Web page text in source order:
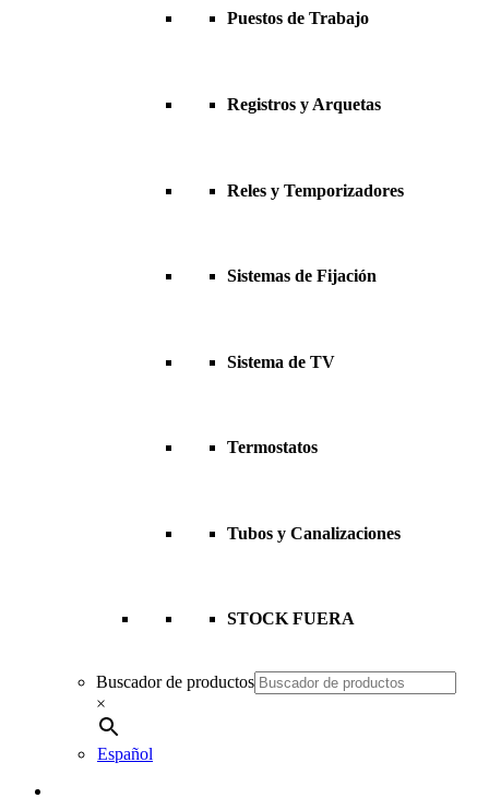
Puestos de Trabajo
Registros y Arquetas
Reles y Temporizadores
Sistemas de Fijación
Sistema de TV
Termostatos
Tubos y Canalizaciones
STOCK FUERA
Buscador de productos
×
Español